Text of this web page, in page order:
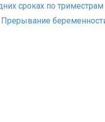
сроках по триместрам
Прерывание